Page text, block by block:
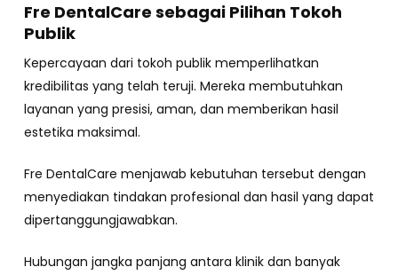
Fre DentalCare sebagai Pilihan Tokoh
Publik
Kepercayaan dari tokoh publik memperlihatkan
kredibilitas yang telah teruji. Mereka membutuhkan
layanan yang presisi, aman, dan memberikan hasil
estetika maksimal.
Fre DentalCare menjawab kebutuhan tersebut dengan
menyediakan tindakan profesional dan hasil yang dapat
dipertanggungjawabkan.
Hubungan jangka panjang antara klinik dan banyak